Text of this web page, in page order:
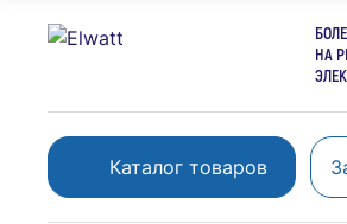
НА
Каталог товаров